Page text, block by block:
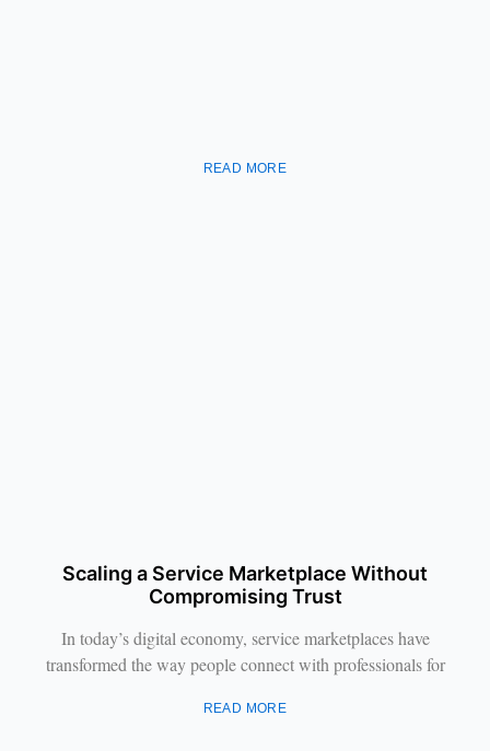
READ MORE
Scaling a Service Marketplace Without
Compromising Trust
In today’s digital economy, service marketplaces have
transformed the way people connect with professionals for
READ MORE